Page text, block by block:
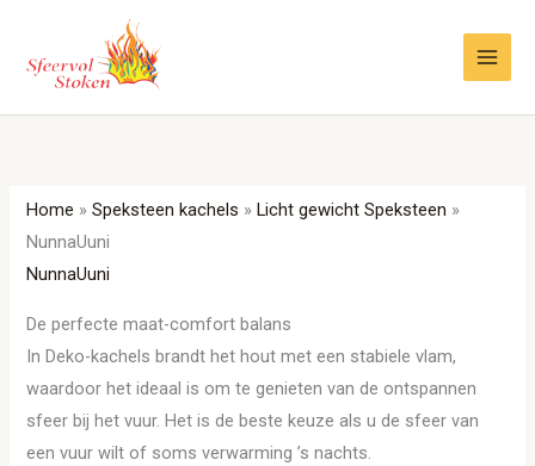
inhoud
Home »Speksteen kachels » Licht gewicht Speksteen »
NunnaUuni
NunnaUuni
De perfecte maat-comfort balans
In Deko-kachels brandt het hout met een stabiele vlam,
waardoor het ideaal is om te genieten van de ontspannen
sfeer bij het vuur. Het is de beste keuze als u de sfeer van
een vuur wilt of soms verwarming ’s nachts.